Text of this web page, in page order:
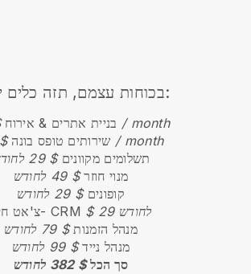
בכוחות עצמם, תזה כלים יעלה:
בניית אתרים & אירוח $ 29 / month
שירותים טופס בונה $ 39 / month
תשלומים מקוונים$ 29 לחודש
מנוי חוזר$ 49 לחודש
קופונים$ 29 לחודש
צ'אט חי ו- CRM
$ 29 לחודש
מנהל הזמנות$ 79 לחודש
מנהל נייד$ 99 לחודש
סך הכל $ 382 לחודש